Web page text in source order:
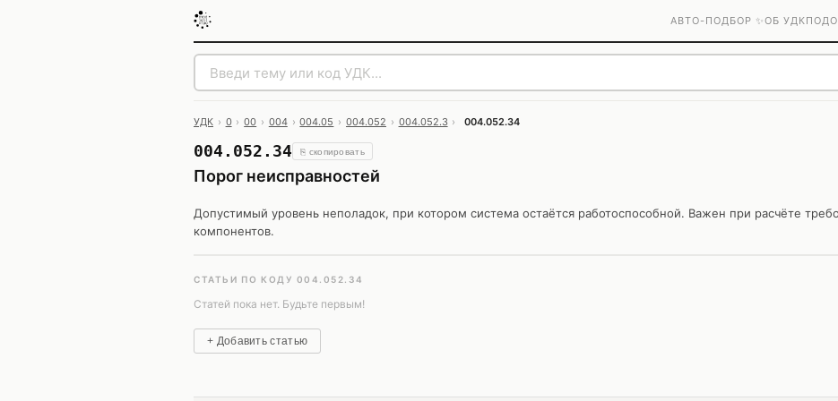
АВТО-ПОДБОР ✨ОБ УДК
УДК › 0 › 00 › 004 › 004.05 › 004.052 › 004.052.3 › 004.052.34
004.052.34 ⎘ скопировать
Порог неисправностей
Допустимый уровень неполадок, при котором система остаётся работоспособной. Важен при расчёте
компонентов.
СТАТЬИ ПО КОДУ 004.052.34
Статей пока нет. Будьте первым!
+ Добавить статью